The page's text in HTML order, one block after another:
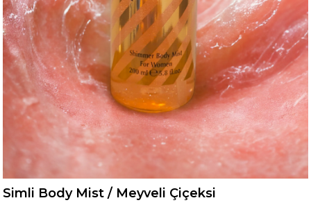
Simli Body Mist / Meyveli Çiçeksi